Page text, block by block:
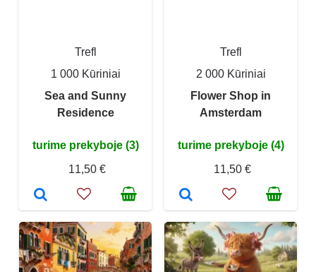
Trefl
1 000 Kūriniai
Sea and Sunny
Residence
turime prekyboje (3)
11,50 €
Trefl
2 000 Kūriniai
Flower Shop in
Amsterdam
turime prekyboje (4)
11,50 €